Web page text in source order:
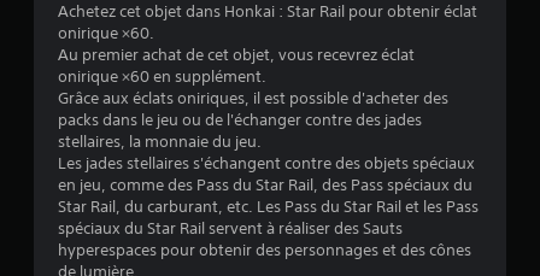
5
é
t
Achetez cet objet dans Honkai : Star Rail pour obtenir éclat
onirique ×60.
Au premier achat de cet objet, vous recevrez éclat
onirique ×60 en supplément.
Grâce aux éclats oniriques, il est possible d'acheter des
packs dans le jeu ou de l'échanger contre des jades
stellaires, la monnaie du jeu.
Les jades stellaires s'échangent contre des objets spéciaux
en jeu, comme des Pass du Star Rail, des Pass spéciaux du
Star Rail, du carburant, etc. Les Pass du Star Rail et les Pass
spéciaux du Star Rail servent à réaliser des Sauts
hyperespaces pour obtenir des personnages et des cônes
de lumière.